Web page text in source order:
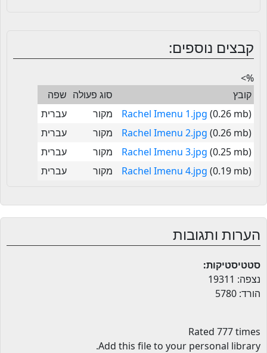
קבצים נוספים:
%>
קובץ
סוג פעולה שפה
Rachel Imenu 1.jpg (0.26 mb) מקור
עברית
Rachel Imenu 2.jpg (0.26 mb) מקור
עברית
Rachel Imenu 3.jpg (0.25 mb) מקור
עברית
Rachel Imenu 4.jpg (0.19 mb) מקור עברית
הערות ותגובות
סטטיסטיקות:
נצפה: 19311
הורד: 5780
Rated 777 times
Add this file to your personal library
.